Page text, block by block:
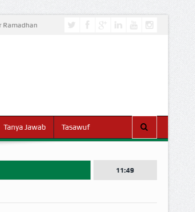
Ramadhan
Tanya Jawab Tasawuf
11:49